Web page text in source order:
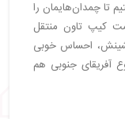
تا چمدان‌هایمان را
کیپ تاون منتقل
احساس خوبی
آفریقای جنوبی هم